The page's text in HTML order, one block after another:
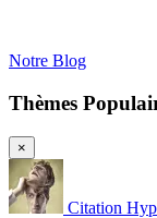
Notre Blog
Thèmes
×
Citation